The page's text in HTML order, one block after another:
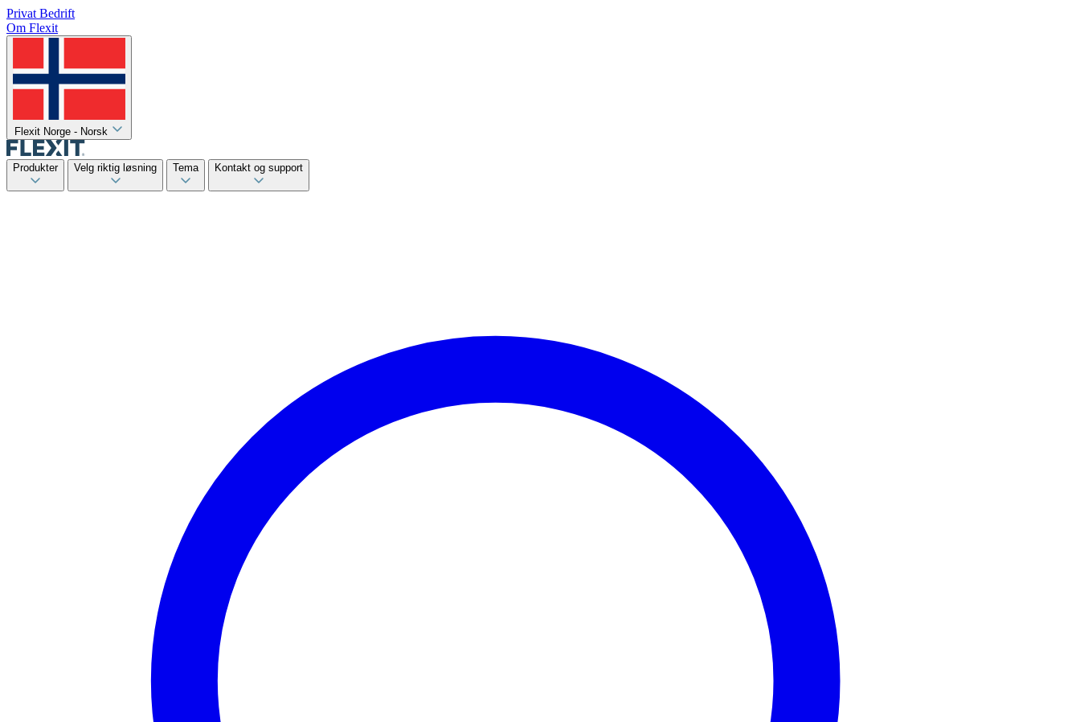
Privat Bedrift
Om Flexit
Flexit Norge - Norsk
Produkter Velg riktig løsning Tema Kontakt og support